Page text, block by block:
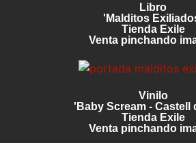
Libro
'Malditos
Tienda Exile
Venta pinchando
Vinilo
'Baby Scream - Castell
Tienda Exile
Venta pinchando